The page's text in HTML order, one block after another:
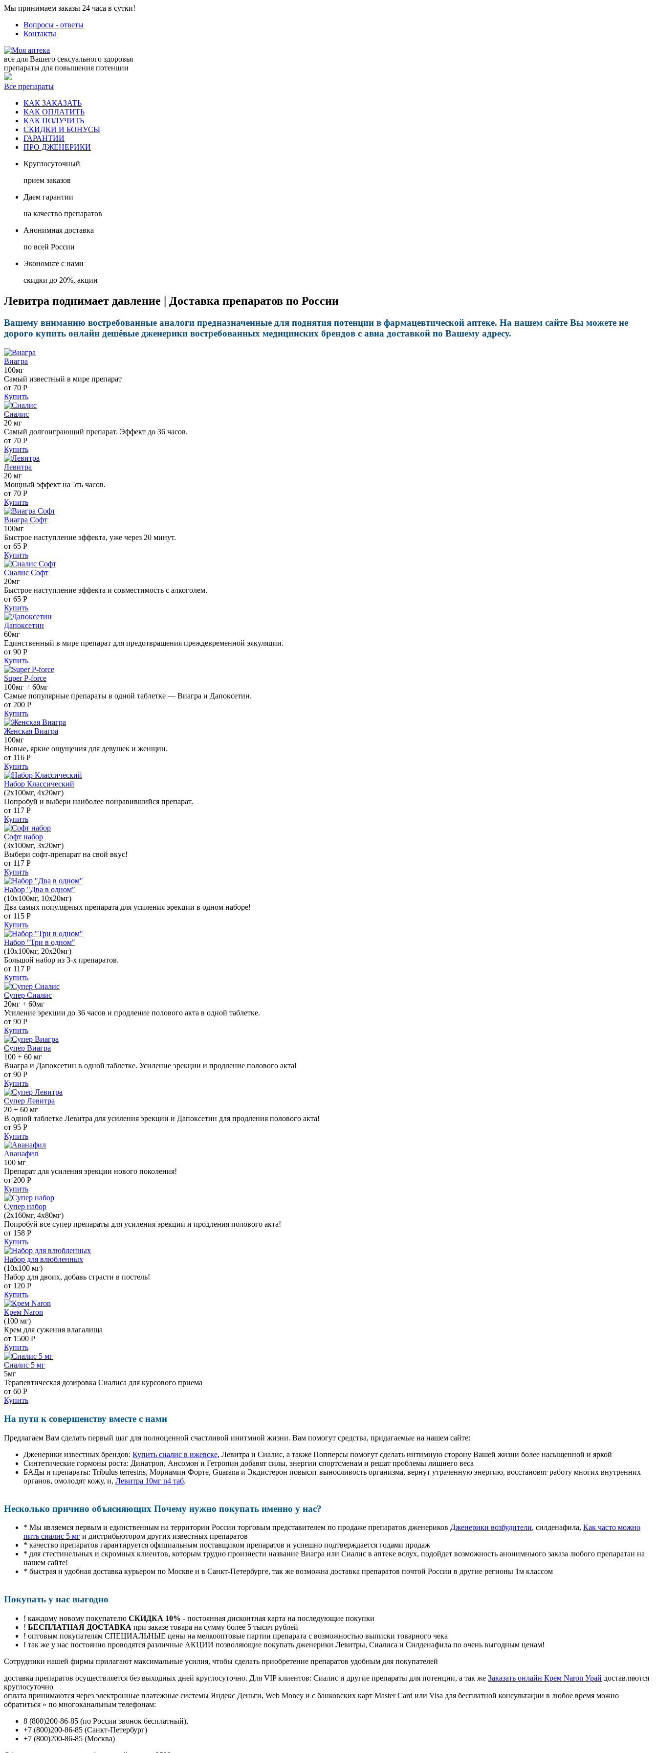
Мы принимаем заказы 24 часа в сутки!
Вопросы - ответы
Контакты
все для Вашего сексуального здоровья
препараты для повышения потенции
Все препараты
КАК ЗАКАЗАТЬ
КАК ОПЛАТИТЬ
КАК ПОЛУЧИТЬ
СКИДКИ И БОНУСЫ
ГАРАНТИИ
ПРО ДЖЕНЕРИКИ
Круглосуточный
прием заказов
Даем гарантии
на качество препаратов
Анонимная доставка
по всей России
Экономьте с нами
скидки до 20%, акции
Левитра поднимает давление | Доставка препаратов по России
Вашему вниманию востребованные аналоги предназначенные для поднятия потенции в фармацевтической аптеке. На нашем сайте Вы можете не
дорого купить онлайн дешёвые дженерики востребованных медицинских брендов с авиа доставкой по Вашему адресу.
Виагра
100мг
Самый известный в мире препарат
от 70 Р
Купить
Сиалис
20 мг
Самый долгоиграющий препарат. Эффект до 36 часов.
от 70 Р
Купить
Левитра
20 мг
Мощный эффект на 5ть часов.
от 70 Р
Купить
Виагра Софт
100мг
Быстрое наступление эффекта, уже через 20 минут.
от 65 Р
Купить
Сиалис Софт
20мг
Быстрое наступление эффекта и совместимость с алкоголем.
от 65 Р
Купить
Дапоксетин
60мг
Единственный в мире препарат для предотвращения преждевременной эякуляции.
от 90 Р
Купить
Super P-force
100мг + 60мг
Самые популярные препараты в одной таблетке — Виагра и Дапоксетин.
от 200 Р
Купить
Женская Виагра
100мг
Новые, яркие ощущения для девушек и женщин.
от 116 Р
Купить
Набор Классический
(2x100мг, 4x20мг)
Попробуй и выбери наиболее понравившийся препарат.
от 117 Р
Купить
Софт набор
(3x100мг, 3x20мг)
Выбери софт-препарат на свой вкус!
от 117 Р
Купить
Набор "Два в одном"
(10x100мг, 10x20мг)
Два самых популярных препарата для усиления эрекции в одном наборе!
от 115 Р
Купить
Набор "Три в одном"
(10x100мг, 20x20мг)
Большой набор из 3-х препаратов.
от 117 Р
Купить
Супер Сиалис
20мг + 60мг
Усиление эрекции до 36 часов и продление полового акта в одной таблетке.
от 90 Р
Купить
Супер Виагра
100 + 60 мг
Виагра и Дапоксетин в одной таблетке. Усиление эрекции и продление полового акта!
от 90 Р
Купить
Супер Левитра
20 + 60 мг
В одной таблетке Левитра для усиления эрекции и Дапоксетин для продления полового акта!
от 95 Р
Купить
Аванафил
100 мг
Препарат для усиления эрекции нового поколения!
от 200 Р
Купить
Супер набор
(2х160мг, 4х80мг)
Попробуй все супер препараты для усиления эрекции и продления полового акта!
от 158 Р
Купить
Набор для влюбленных
(10х100 мг)
Набор для двоих, добавь страсти в постель!
от 120 Р
Купить
Крем Naron
(100 мг)
Крем для сужения влагалища
от 1500 Р
Купить
Сиалис 5 мг
5мг
Терапевтическая дозировка Сиалиса для курсового приема
от 60 Р
Купить
На пути к совершенству вместе с нами
Предлагаем Вам сделать первый шаг для полноценной счастливой инитмной жизни. Вам помогут средства, придагаемые на нашем сайте:
Дженерики известных брендов: Купить сиалис в ижевске, Левитра и Сиалис, а также Попперсы помогут сделать интимную сторону Вашей жизни более насыщенной и яркой
Синтетические гормоны роста: Динатроп, Ансомон и Гетропин добавят силы, энергии спортсменам и решат проблемы лишнего веса
БАДы и препараты: Tribulus terrestris, Мориамин Форте, Guarana и Экдистерон повысят выносливость организма, вернут утраченную энергию, восстановят работу многих внутренних
органов, омолодят кожу, и, Левитра 10мг n4 таб.
Несколько причино объясняющих Почему нужно покупать именно у нас?
* Мы являемся первым и единственным на территории России торговым представителем по продаже препаратов дженериков Дженерики возбудители, силденафила, Как часто можно
пить сиалис 5 мг и дистрибьютором других известных препаратов
* качество препаратов гарантируется официальным поставщиком препаратов и успешно подтверждается годами продаж
* для стестинельных и скромных клиентов, которым трудно произнести название Виагра или Сиалис в аптеке вслух, подойдет возможность анонимныого заказа любого препаратан на
нашем сайте!
* быстрая и удобная доставка курьером по Москве и в Санкт-Петербурге, так же возможна доставка препаратов почтой России в другие регионы 1м классом
Покупать у нас выгодно
! каждому новому покупателю СКИДКА 10% - постоянная дисконтная карта на последующие покупки
! БЕСПЛАТНАЯ ДОСТАВКА при заказе товара на сумму более 5 тысяч рублей
! оптовым покупателям СПЕЦИАЛЬНЫЕ цены на мелкооптовые партии препарата с возможностью выписки товарного чека
! так же у нас постоянно проводятся различные АКЦИИ позволяющие покупать дженерики Левитры, Сиалиса и Силденафила по очень выгодным ценам!
Cотрудники нашей фирмы прилагают максимальные усилия, чтобы сделать приобретение препаратов удобным для покупателей
доставка препаратов осуществляется без выходных дней круглосуточно. Для VIP клиентов: Сиалис и другие препараты для потенции, а так же Заказать онлайн Крем Naron Урай доставляются
круглосуточно
оплата принимаются через электронные платежные системы Яндекс Деньги, Web Money и с банковских карт Master Card или Visa для бесплатной консультации в любое время можно
обратиться » по многоканальным телефонам:
8 (800)200-86-85 (по России звонок бесплатный),
+7 (800)200-86-85 (Санкт-Петербург)
+7 (800)200-86-85 (Москва)